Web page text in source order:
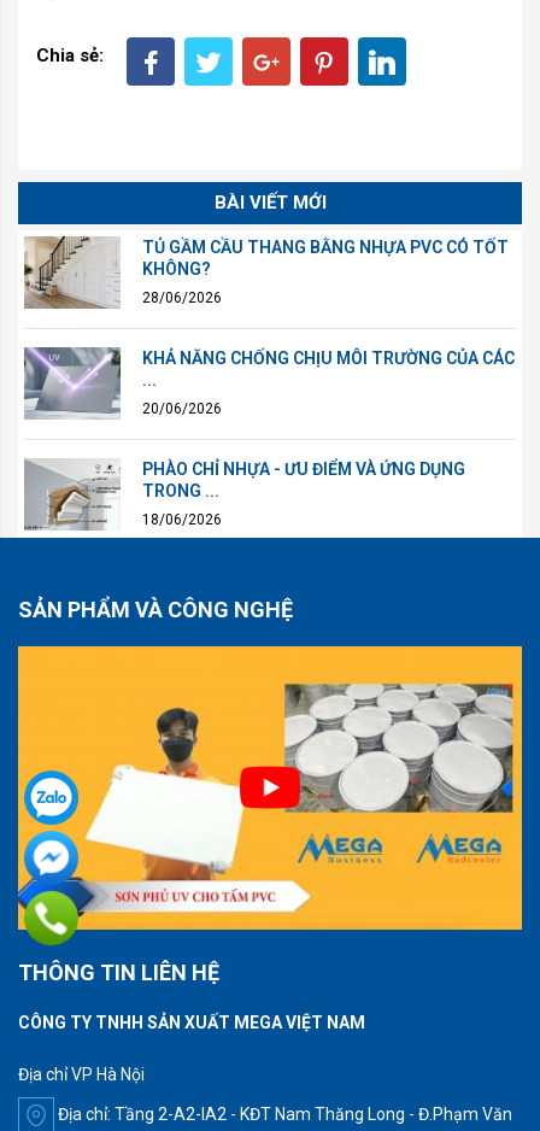
Chia sẻ:
BÀI VIẾT MỚI
TỦ GẦM CẦU THANG BẰNG NHỰA PVC CÓ TỐT
KHÔNG?
28/06/2026
KHẢ NĂNG CHỐNG CHỊU MÔI TRƯỜNG CỦA CÁC
...
20/06/2026
PHÀO CHỈ NHỰA - ƯU ĐIỂM VÀ ỨNG DỤNG
TRONG ...
18/06/2026
SẢN PHẨM VÀ CÔNG NGHỆ
THÔNG TIN LIÊN HỆ
CÔNG TY TNHH SẢN XUẤT MEGA VIỆT NAM
Địa chỉ VP Hà Nội
Địa chỉ: Tầng 2-A2-IA2 - KĐT Nam Thăng Long - Đ.Phạm Văn